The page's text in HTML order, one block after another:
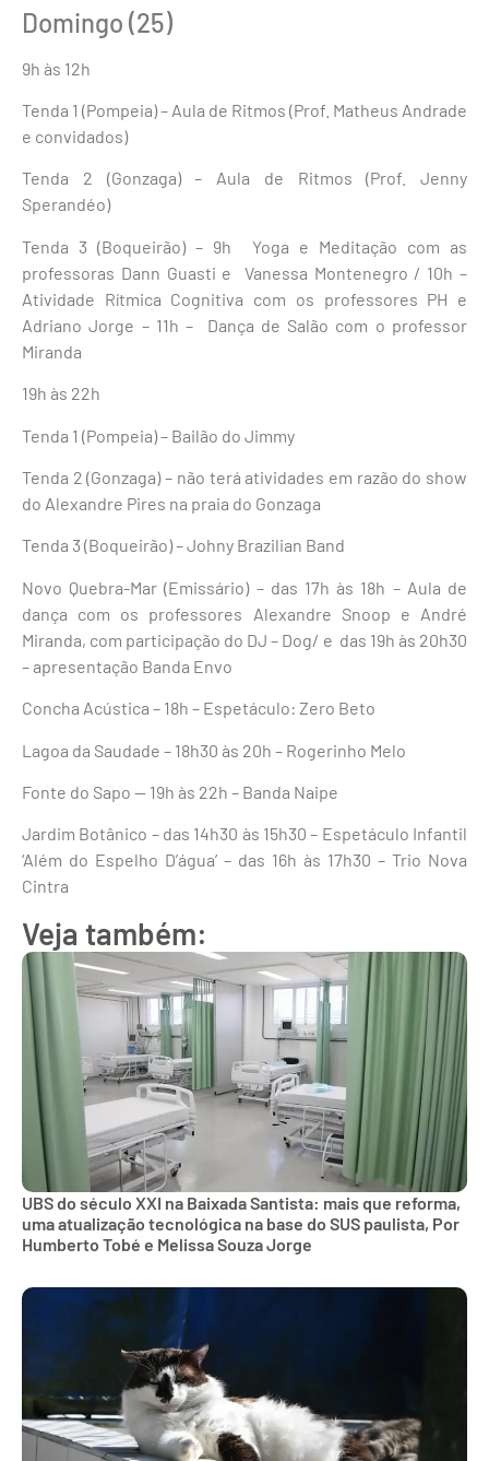
Domingo (25)
9h às 12h
Tenda 1 (Pompeia) – Aula de Ritmos (Prof. Matheus Andrade
e convidados)
Tenda 2 (Gonzaga) – Aula de Ritmos (Prof. Jenny
Sperandéo)
Tenda 3 (Boqueirão) – 9h Yoga e Meditação com as
professoras Dann Guasti e Vanessa Montenegro / 10h –
Atividade Rítmica Cognitiva com os professores PH e
Adriano Jorge – 11h – Dança de Salão com o professor
Miranda
19h às 22h
Tenda 1 (Pompeia) – Bailão do Jimmy
Tenda 2 (Gonzaga) – não terá atividades em razão do show
do Alexandre Pires na praia do Gonzaga
Tenda 3 (Boqueirão) – Johny Brazilian Band
Novo Quebra-Mar (Emissário) – das 17h às 18h – Aula de
dança com os professores Alexandre Snoop e André
Miranda, com participação do DJ – Dog/ e das 19h às 20h30
– apresentação Banda Envo
Concha Acústica – 18h – Espetáculo: Zero Beto
Lagoa da Saudade – 18h30 às 20h – Rogerinho Melo
Fonte do Sapo — 19h às 22h – Banda Naipe
Jardim Botânico – das 14h30 às 15h30 – Espetáculo Infantil
‘Além do Espelho D’água’ – das 16h às 17h30 – Trio Nova
Cintra
Veja também:
UBS do século XXI na Baixada Santista: mais que reforma,
uma atualização tecnológica na base do SUS paulista, Por
Humberto Tobé e Melissa Souza Jorge